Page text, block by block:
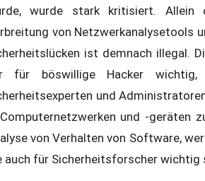
wurde stark kritisiert. Allein
von Netzwerkanalysetools
ist demnach illegal.
für böswillige Hacker
und
und -geräten
von Verhalten von Software,
auch für Sicherheitsforscher wichtig